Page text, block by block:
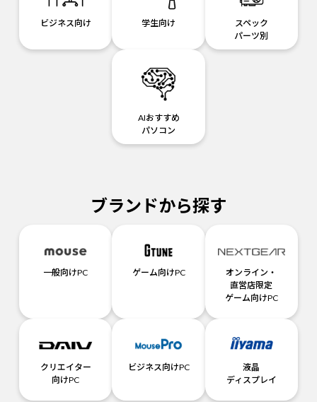
ビジネス向け 学生向け
スペック
パーツ別
AIおすすめ
パソコン
ブランドから探す
一般向けPC ゲーム向けPC
オンライン・
直営店限定
ゲーム向けPC
クリエイター
向けPC
ビジネス向けPC
液晶
ディスプレイ